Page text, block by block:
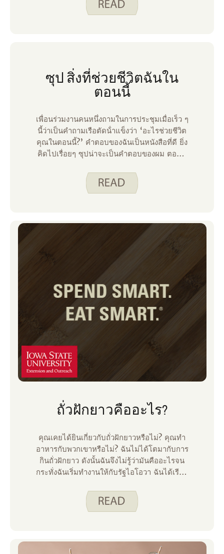
ทรุดโทรมและต้องการอาหารที่ดีคืออาหารหม้อ
ซุป สิ่งที่ช่วยชีวิตฉันใน
ตอนนี้
เพื่อนร่วมงานคนหนึ่งถามในการประชุมเมื่อเร็ว ๆ
นี้ว่าเป็นคําถามเรือตัดน้ําแข็งว่า ‘อะไรช่วยชีวิต
คุณในตอนนี้?’ คําตอบของฉันเป็นหนังสือที่ดี ยิ่ง
คิดไปเรื่อยๆ ซุปน่าจะเป็นคําตอบของผม ตอนนี้
แท้จริง ความคิดที่ต้องคิดว่าจะทําอาหารมื้อเย็น
ให้ครอบครัวของฉันทําให้หัวของฉันเจ็บ ซุปเพื่อ
ซุป
ถั่วฝักยาวคืออะไร?
คุณเคยได้ยินเกี่ยวกับถั่วฝักยาวหรือไม่? คุณทํา
อาหารกับพวกเขาหรือไม่? ฉันไม่ได้โตมากับการ
กินถั่วฝักยาว ดังนั้นฉันจึงไม่รู้ว่ามันคืออะไรจน
กระทั่งฉันเริ่มทํางานให้กับรัฐไอโอวา ฉันได้เรียน
ดิสก์ พืชตระกูลถั่วเป็นพืชที่มีฝักเมล็ดเช่นถั่วและ
ถั่ว ในห้องครัวถั่วฝักยาวใช้เป็นโปรตีนจากพืชที่